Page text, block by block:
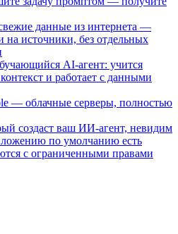
данные из интернета —
на источники, без отдельных
AI-агент: учится
и работает с данными
— облачные серверы, полностью
создаст ваш ИИ-агент, невидим
по умолчанию есть
с ограниченными правами